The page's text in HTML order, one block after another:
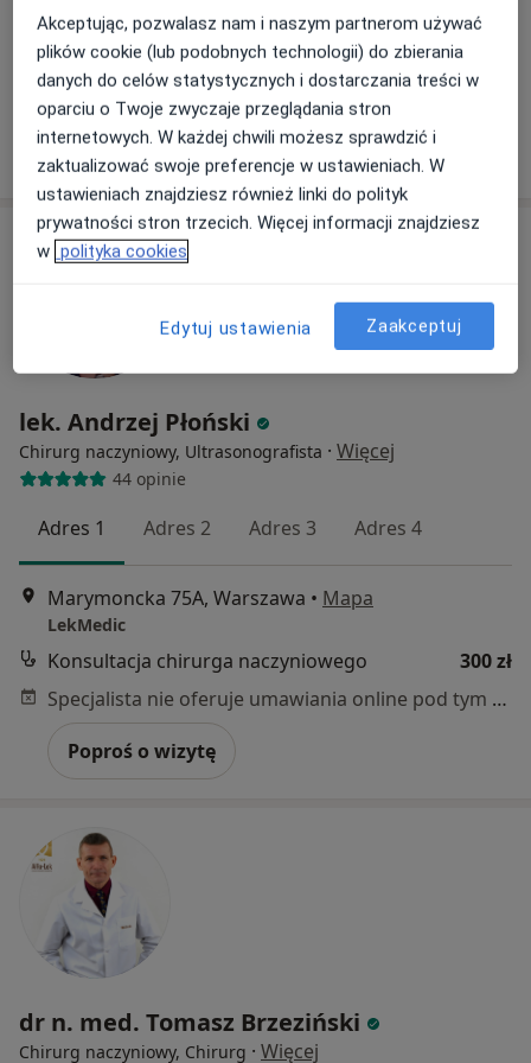
PORADNIA AORTA
Konsultacja chirurga naczyniowego
350 zł
Poproś o wizytę
lek. Andrzej Płoński
Chirurg naczyniowy, Ultrasonografista · Więcej
44 opinie
Adres 1 Adres 2 Adres 3 Adres 4
Marymoncka 75A, Warszawa • Mapa
LekMedic
Konsultacja chirurga naczyniowego
300 zł
Specjalista nie oferuje umawiania online pod tym adresem.
Poproś o wizytę
dr n. med. Tomasz Brzeziński
Chirurg naczyniowy, Chirurg · Więcej
Akceptując, pozwalasz nam i naszym partnerom używać
plików cookie (lub podobnych technologii) do zbierania
danych do celów statystycznych i dostarczania treści w
oparciu o Twoje zwyczaje przeglądania stron
internetowych. W każdej chwili możesz sprawdzić i
zaktualizować swoje preferencje w ustawieniach. W
ustawieniach znajdziesz również linki do polityk
prywatności stron trzecich. Więcej informacji znajdziesz
w polityka cookies
Edytuj ustawienia Zaakceptuj